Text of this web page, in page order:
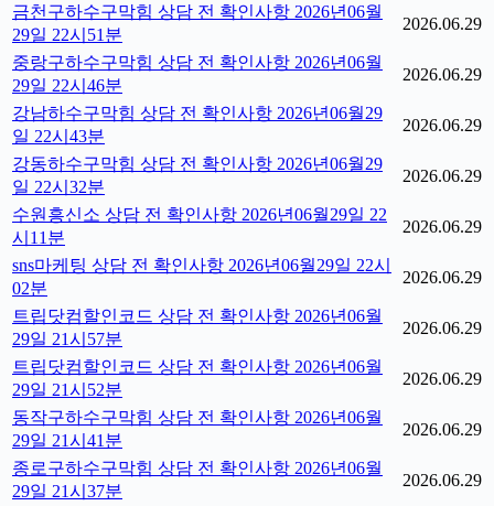
금천구하수구막힘 상담 전 확인사항 2026년06월
29일 22시51분
2026.06.29
중랑구하수구막힘 상담 전 확인사항 2026년06월
29일 22시46분
2026.06.29
강남하수구막힘 상담 전 확인사항 2026년06월29
일 22시43분
2026.06.29
강동하수구막힘 상담 전 확인사항 2026년06월29
일 22시32분
2026.06.29
수원흥신소 상담 전 확인사항 2026년06월29일 22
시11분
2026.06.29
sns마케팅 상담 전 확인사항 2026년06월29일 22시
02분
2026.06.29
트립닷컴할인코드 상담 전 확인사항 2026년06월
29일 21시57분
2026.06.29
트립닷컴할인코드 상담 전 확인사항 2026년06월
29일 21시52분
2026.06.29
동작구하수구막힘 상담 전 확인사항 2026년06월
29일 21시41분
2026.06.29
종로구하수구막힘 상담 전 확인사항 2026년06월
29일 21시37분
2026.06.29